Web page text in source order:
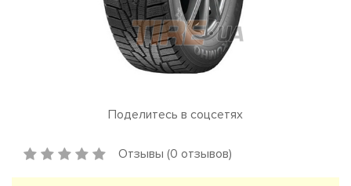
Поделитесь в соцсетях
Отзывы (0 отзывов)